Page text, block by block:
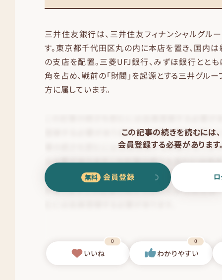
三井住友銀行は、三井住友フィナンシャルグル
す。東京都千代田区丸の内に本店を置き、国内
の支店を配置。三菱UFJ銀行、みずほ銀行とと
角を占め、戦前の「財閥」を起源とする三井グル
方に属しています。
この記事の続きを読むには、
会員登録する必要があります
会員登録
いいね
0
わかりやすい
0